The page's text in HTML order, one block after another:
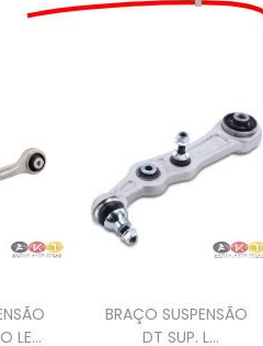
LE
BRAÇO SUSPENSÃO
DT SUP. L